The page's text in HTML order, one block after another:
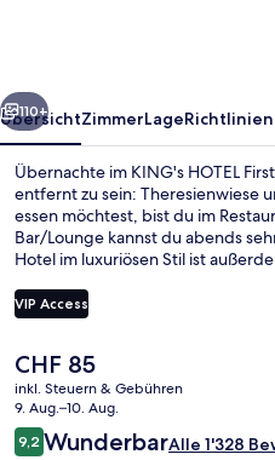
Weiter
110+
ÜbersichtZimmerLageRichtlinien
Übernachte im KING's HOTEL
entfernt zu sein: Theresienwiese
essen möchtest, bist du im
Bar/Lounge kannst du abends
Hotel im luxuriösen Stil ist
gefallen das hilfsbereite Personal
Unterkunft ist nur einen kurzen
(Straßenbahnhaltestelle
(Straßenbahnhaltestelle
VIP Access
Der
aktuelle
Preis
beträgt
CHF 85.
CHF 85
inkl. Steuern & Gebühren
9. Aug.–10. Aug.
Bewertungen
9,29,2 von 10.
WunderbarAlle 1'328